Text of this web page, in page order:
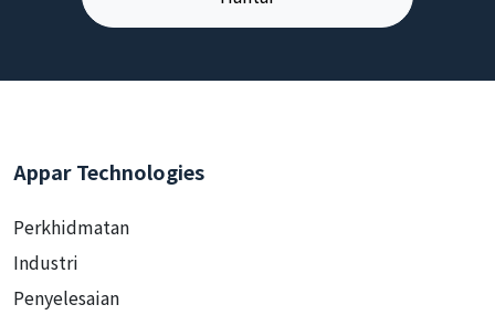
Appar Technologies
Perkhidmatan
Industri
Penyelesaian